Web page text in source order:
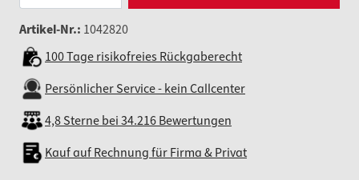
Artikel-Nr.: 1042820
100 Tage risikofreies Rückgaberecht
Persönlicher Service - kein Callcenter
4,8 Sterne bei 34.216 Bewertungen
Kauf auf Rechnung für Firma & Privat